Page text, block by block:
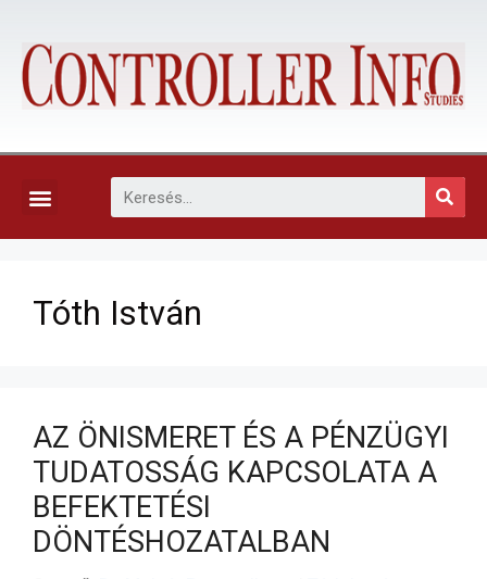
Tóth István
AZ ÖNISMERET ÉS A PÉNZÜGYI
TUDATOSSÁG KAPCSOLATA A
BEFEKTETÉSI
DÖNTÉSHOZATALBAN